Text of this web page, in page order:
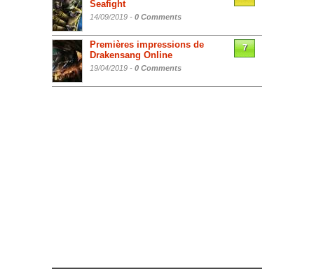
Seafight
14/09/2019 - 0 Comments
Premières impressions de
Drakensang Online
19/04/2019 - 0 Comments
7